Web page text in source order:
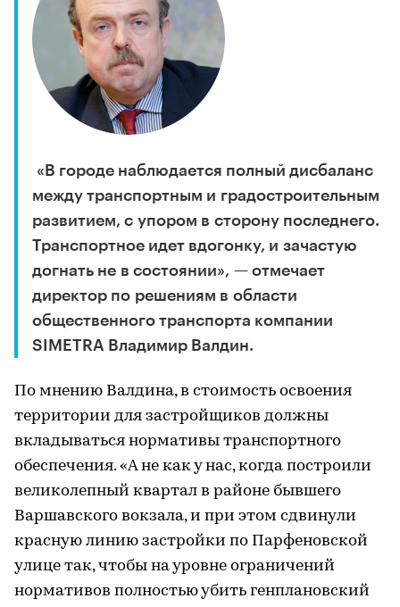
«В городе наблюдается полный дисбаланс
между транспортным и градостроительным
развитием, с упором в сторону последнего.
Транспортное идет вдогонку, и зачастую
догнать не в состоянии», — отмечает
директор по решениям в области
общественного транспорта компании
SIMETRA Владимир Валдин.
По мнению Валдина, в стоимость освоения
территории для застройщиков должны
вкладываться нормативы транспортного
обеспечения. «А не как у нас, когда построили
великолепный квартал в районе бывшего
Варшавского вокзала, и при этом сдвинули
красную линию застройки по Парфеновской
улице так, чтобы на уровне ограничений
нормативов полностью убить генплановский